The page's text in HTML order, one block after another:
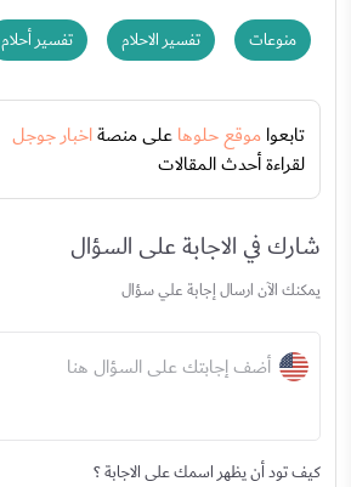
منوعات تفسير الاحلام تفسير أحلام
تابعواموقع حلوهاعلى منصةاخبار جوجل
لقراءة أحدث المقالات
شارك في الاجابة على السؤال
يمكنك الآن ارسال إجابة علي سؤال
أضف إجابتك على السؤال هنا
كيف تود أن يظهر اسمك على الاجابة ؟